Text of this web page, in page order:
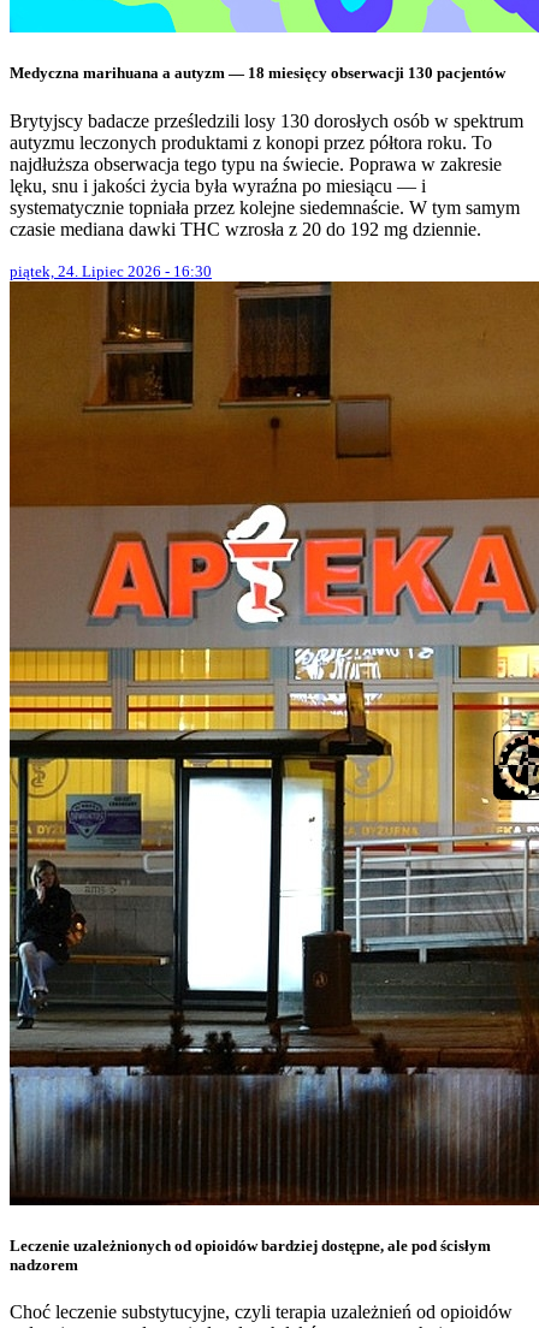
Medyczna marihuana a autyzm — 18 miesięcy obserwacji 130 pacjentów
Brytyjscy badacze prześledzili losy 130 dorosłych osób w spektrum
autyzmu leczonych produktami z konopi przez półtora roku. To
najdłuższa obserwacja tego typu na świecie. Poprawa w zakresie
lęku, snu i jakości życia była wyraźna po miesiącu — i
systematycznie topniała przez kolejne siedemnaście. W tym samym
czasie mediana dawki THC wzrosła z 20 do 192 mg dziennie.
piątek, 24. Lipiec 2026 - 16:30
Leczenie uzależnionych od opioidów bardziej dostępne, ale pod ścisłym
nadzorem
Choć leczenie substytucyjne, czyli terapia uzależnień od opioidów